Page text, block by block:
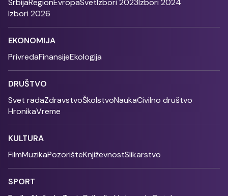
SrbijaRegionEvropaSvetIzbori 2023Izbori 2024
Izbori 2026
EKONOMIJA
PrivredaFinansijeEkologija
DRUŠTVO
Svet radaZdravstvoŠkolstvoNaukaCivilno društvo
HronikaVreme
KULTURA
FilmMuzikaPozorišteKnjiževnostSlikarstvo
SPORT